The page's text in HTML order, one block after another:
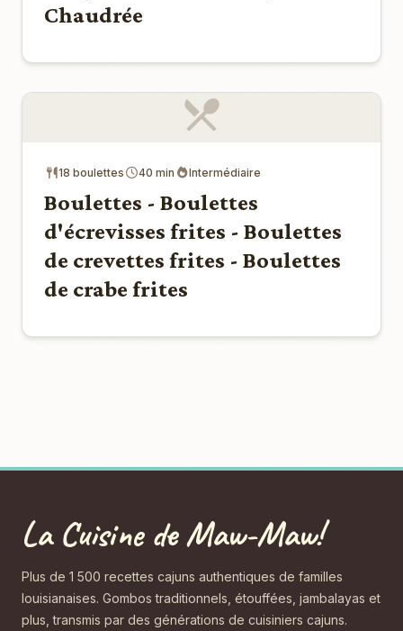
Chaudrée
18 boulettes 40 min Intermédiaire
Boulettes - Boulettes
d'écrevisses frites - Boulettes
de crevettes frites - Boulettes
de crabe frites
La Cuisine de Maw-Maw!
Plus de 1 500 recettes cajuns authentiques de familles
louisianaises. Gombos traditionnels, étouffées, jambalayas et
plus, transmis par des générations de cuisiniers cajuns.